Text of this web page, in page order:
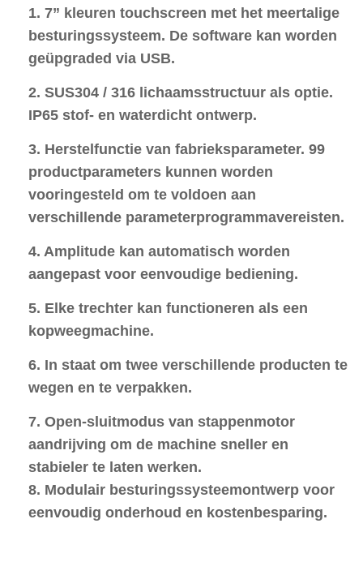
1. 7” kleuren touchscreen met het meertalige
besturingssysteem. De software kan worden
geüpgraded via USB.
2. SUS304 / 316 lichaamsstructuur als optie.
IP65 stof- en waterdicht ontwerp.
3. Herstelfunctie van fabrieksparameter. 99
productparameters kunnen worden
vooringesteld om te voldoen aan
verschillende parameterprogrammavereisten.
4. Amplitude kan automatisch worden
aangepast voor eenvoudige bediening.
5. Elke trechter kan functioneren als een
kopweegmachine.
6. In staat om twee verschillende producten te
wegen en te verpakken.
7. Open-sluitmodus van stappenmotor
aandrijving om de machine sneller en
stabieler te laten werken.
8. Modulair besturingssysteemontwerp voor
eenvoudig onderhoud en kostenbesparing.